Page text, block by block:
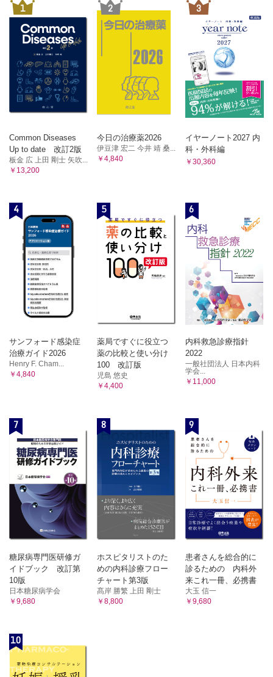
1
Common Diseases
Up to date 改訂2版
板金 広 上田 剛士 矢吹...
￥13,200
2
今日の治療薬2026
伊豆津 宏二 今井 靖 桑...
￥4,840
3
イヤーノート2027 内
科・外科編
￥30,360
4
サンフォード感染症
治療ガイド2026
Henry F. Cham...
￥4,840
5
薬局ですぐに役立つ
薬の比較と使い分け
100 改訂版
児島 悠史
￥4,400
6
内科救急診療指針
2022
一般社団法人 日本内科
学会...
￥11,000
7
糖尿病専門医研修ガ
イドブック 改訂第
10版
日本糖尿病学会
￥9,680
8
ホスピタリストのた
めの内科診療フロー
チャート第3版
髙岸 勝繁 上田 剛士
￥8,800
9
患者さんを総合的に
診るための 内科外
来これ一冊、必携書
大玉 信一
￥9,680
10